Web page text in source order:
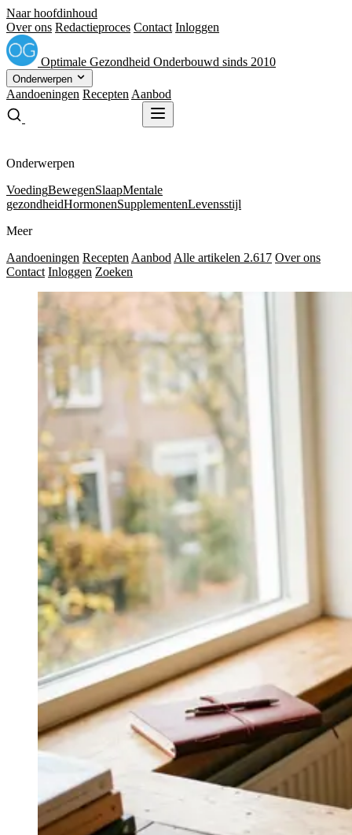
Naar hoofdinhoud
Over ons Redactieproces Contact Inloggen
Optimale Gezondheid Onderbouwd sinds 2010
Onderwerpen
Aandoeningen Recepten Aanbod
Onderwerpen
VoedingBewegenSlaapMentale
gezondheidHormonenSupplementenLevensstijl
Meer
Aandoeningen Recepten Aanbod Alle artikelen 2.617 Over ons
Contact Inloggen Zoeken